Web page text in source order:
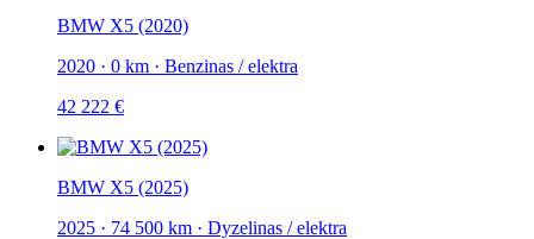
BMW X5 (2020)
2020 · 0 km · Benzinas / elektra
42 222 €
BMW X5 (2025)
2025 · 74 500 km · Dyzelinas / elektra